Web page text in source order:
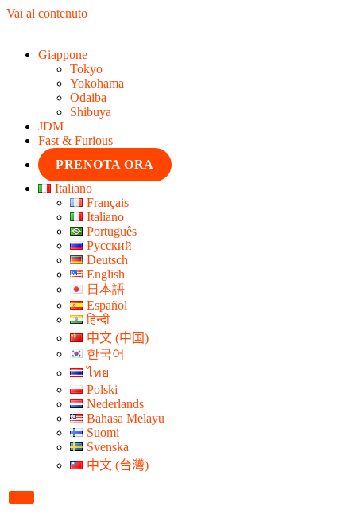
Vai al contenuto
Giappone
Tokyo
Yokohama
Odaiba
Shibuya
JDM
Fast & Furious
PRENOTA ORA
Italiano
Français
Italiano
Português
Русский
Deutsch
English
日本語
Español
हिन्दी
中文 (中国)
한국어
ไทย
Polski
Nederlands
Bahasa Melayu
Suomi
Svenska
中文 (台灣)